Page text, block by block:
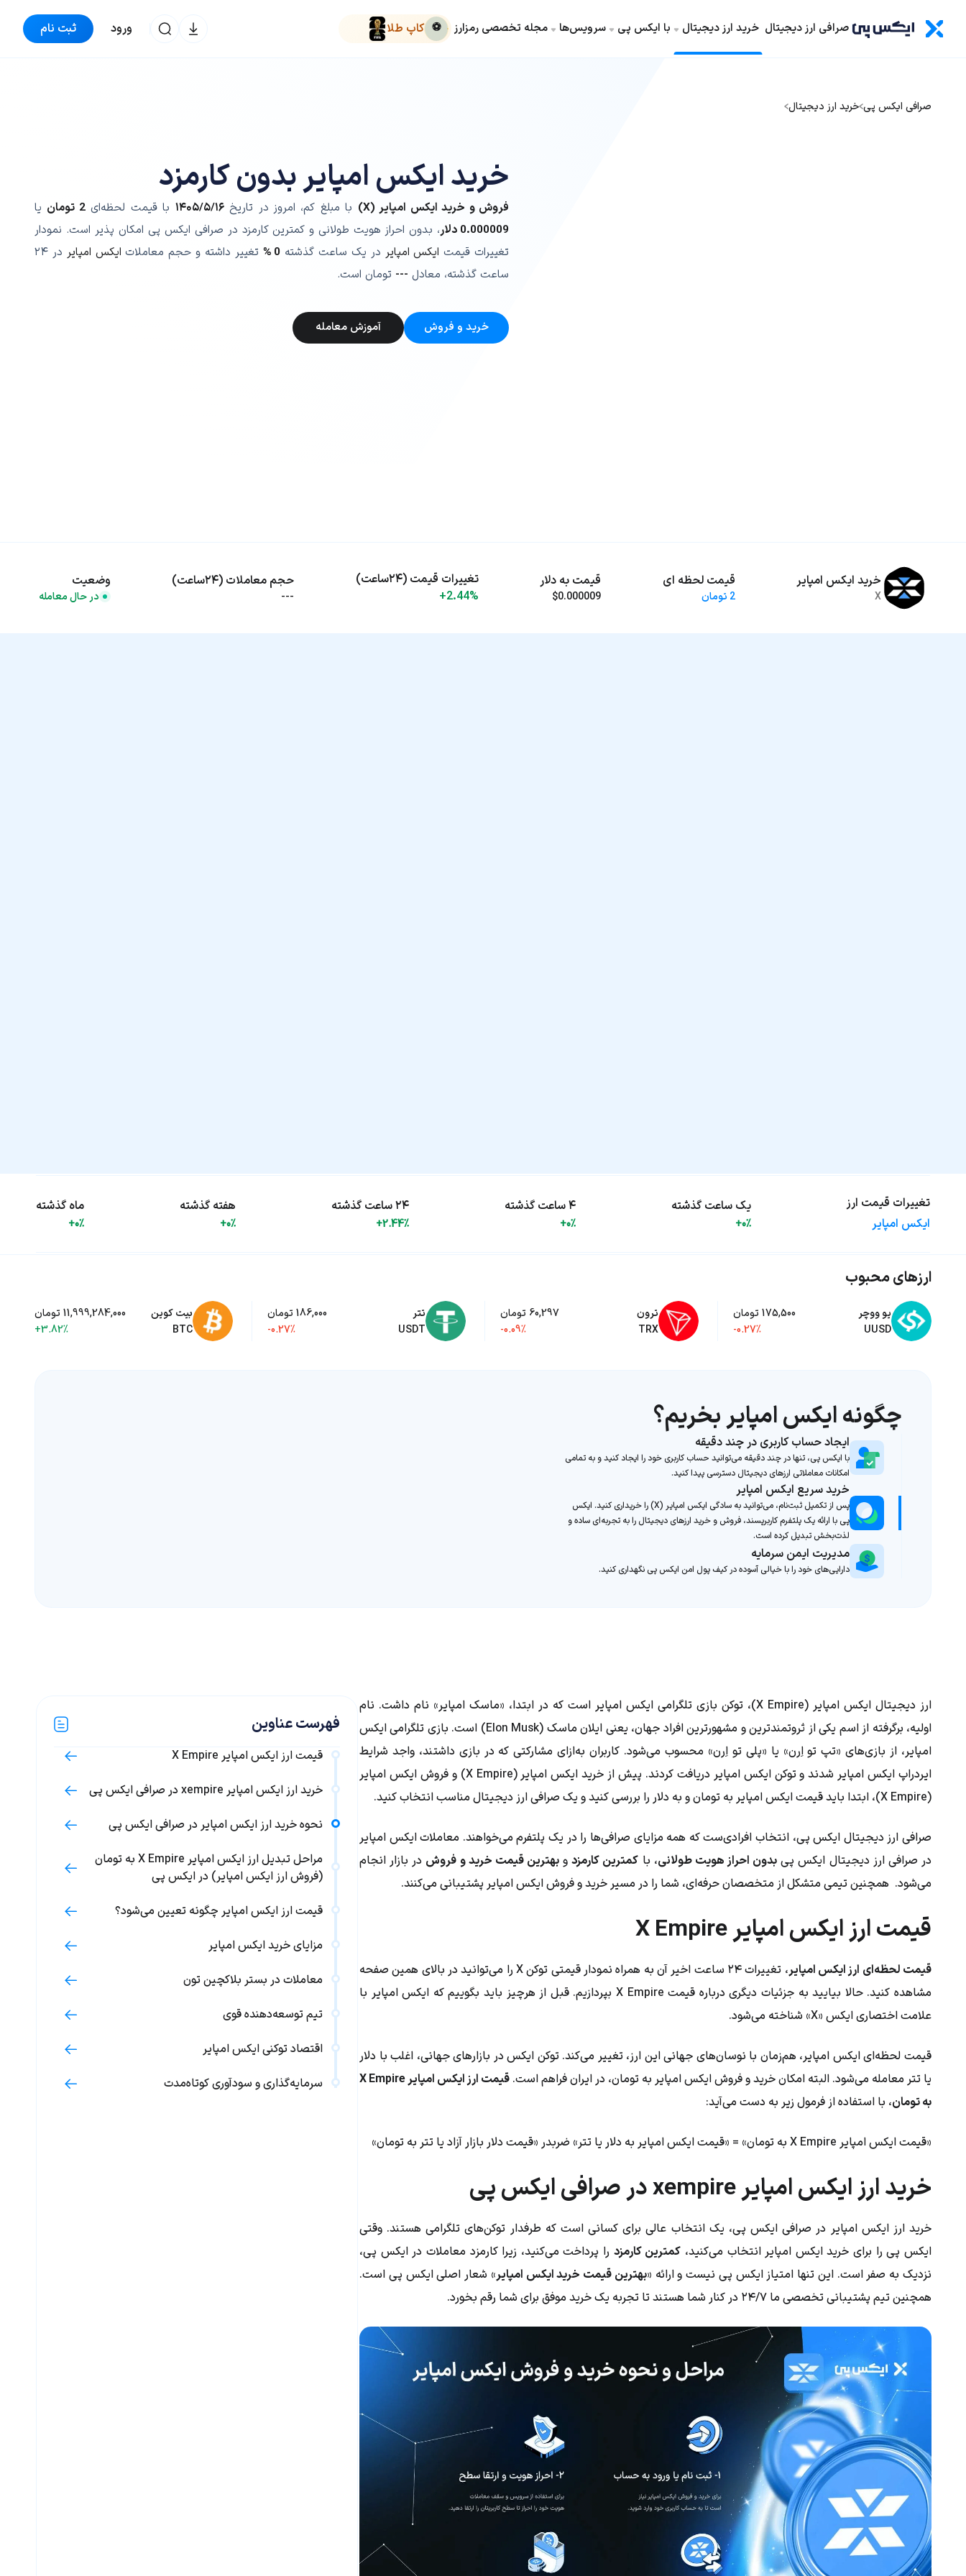
صرافی ارز دیجیتال خرید ارز دیجیتال با ایکس پی سرویس‌ها مجله تخصصی رمزارز ⚽ کاپ طلا ورود ثبت نام
صرافی ایکس پی خرید ارز دیجیتال
خرید ایکس امپایر بدون کارمزد
فروش و خرید ایکس امپایر (X) با مبلغ کم، امروز در تاریخ۱۴۰۵/۵/۱۶ با قیمت لحظه‌ای2 تومان یا
0.000009 دلار، بدون احراز هویت طولانی و کمترین کارمزد در صرافی ایکس پی امکان پذیر است. نمودار
تغییرات قیمت ایکس امپایر در یک ساعت گذشته 0 % تغییر داشته و حجم معاملات ایکس امپایر
در ۲۴
ساعت گذشته، معادل --- تومان است.
خرید و فروش آموزش معامله
خرید ایکس امپایر
X
وضعیت
در حال معامله
قیمت لحظه ای
2 تومان
قیمت به دلار
$0.000009
تغییرات قیمت (۲۴ساعت)
+2.44%
حجم معاملات (۲۴ساعت)
---
تغییرات قیمت ارز
ایکس امپایر
یک ساعت گذشته
+0%
۴ ساعت گذشته
+0%
۲۴ ساعت گذشته
+2.44%
هفته گذشته
+0%
ماه گذشته
+0%
ارزهای محبوب
یو ووچر
UUSD
175,500 تومان
-0.27%
ترون
TRX
60,297 تومان
-0.09%
تتر
USDT
186,000 تومان
-0.27%
بیت کوین
BTC
11,999,284,000 تومان
+3.82%
چگونه ایکس امپایر بخریم؟
ایجاد حساب کاربری در چند دقیقه
با ایکس پی، تنها در چند دقیقه می‌توانید حساب کاربری خود را ایجاد کنید و به تمامی
امکانات معاملاتی ارزهای دیجیتال دسترسی پیدا کنید.
خرید سریع ایکس امپایر
پس از تکمیل ثبت‌نام، می‌توانید به سادگی ایکس امپایر (X) را خریداری کنید. ایکس
پی با ارائه یک پلتفرم کاربرپسند، فروش و خرید ارزهای دیجیتال را به تجربه‌ای ساده و
لذت‌بخش تبدیل کرده است.
مدیریت ایمن سرمایه
دارایی‌های خود را با خیالی آسوده در کیف پول امن ایکس پی نگهداری کنید.
ارز دیجیتال ایکس امپایر (X Empire)، توکن بازی تلگرامی ایکس امپایر است که در ابتدا، «ماسک امپایر» نام داشت. نام
اولیه، برگرفته از اسم یکی از ثروتمندترین و مشهورترین افراد جهان، یعنی ایلان ماسک (Elon Musk) است. بازی تلگرامی ایکس
امپایر، از بازی‌های «تپ تو اِرن» یا «پلی تو اِرن» محسوب می‌شود. کاربران به‌ازای مشارکتی که در بازی داشتند، واجد شرایط
ایردراپ ایکس امپایر شدند و توکن ایکس امپایر دریافت کردند. پیش از خرید ایکس امپایر (X Empire) و فروش ایکس امپایر
(X Empire)، ابتدا باید قیمت ایکس امپایر به تومان و به دلار را بررسی کنید و یک صرافی ارز دیجیتال مناسب انتخاب کنید.
صرافی ارز دیجیتال ایکس پی، انتخاب افرادی‌ست که همه مزایای صرافی‌ها را در یک پلتفرم می‌خواهند. معاملات ایکس امپایر
در صرافی ارز دیجیتال ایکس پی بدون احراز هویت طولانی، با کمترین کارمزدو بهترین قیمت خرید و فروش در بازار انجام
می‌شود. همچنین تیمی متشکل از متخصصان حرفه‌ای، شما را در مسیر خرید و فروش ایکس امپایر پشتیبانی می‌کنند.
قیمت ارز ایکس امپایر X Empire
قیمت لحظه‌ای ارز ایکس امپایر
، تغییرات ۲۴ ساعت اخیر آن به همراه نمودار قیمتی توکن X را می‌توانید در بالای همین صفحه
مشاهده کنید. حالا بیایید به جزئیات دیگری درباره قیمت X Empire بپردازیم. قبل از هرچیز باید بگوییم که ایکس امپایر با
علامت اختصاری ایکس «X» شناخته می‌شود.
قیمت لحظه‌ای ایکس امپایر، هم‌زمان با نوسان‌های جهانی این ارز، تغییر می‌کند. توکن ایکس در بازارهای جهانی، اغلب با دلار
یا تتر معامله می‌شود. البته امکان خرید و فروش ایکس امپایر به تومان، در ایران فراهم است.
قیمت ارز ایکس امپایر X Empire
به تومان، با استفاده از فرمول زیر به دست می‌آید:
«قیمت ایکس امپایر X Empire به تومان» = «قیمت ایکس امپایر به دلار یا تتر» ضربدر «قیمت دلار بازار آزاد یا تتر به تومان»
خرید ارز ایکس امپایر xempire در صرافی ایکس پی
خرید ارز ایکس امپایر در صرافی ایکس پی، یک انتخاب عالی برای کسانی است که طرفدار توکن‌های تلگرامی هستند. وقتی
ایکس پی را برای خرید ایکس امپایر انتخاب می‌کنید، کمترین کارمزد را پرداخت می‌کنید، زیرا کارمزد معاملات در ایکس پی،
نزدیک به صفر است. این تنها امتیاز ایکس پی نیست و ارائه «بهترین قیمت خرید ایکس امپایر» شعار اصلی ایکس پی است.
همچنین تیم پشتیبانی تخصصی ما ۲۴/۷ در کنار شما هستند تا تجربه یک خرید موفق برای شما رقم بخورد.
فهرست عناوین
قیمت ارز ایکس امپایر X Empire
خرید ارز ایکس امپایر xempire در صرافی ایکس پی
نحوه خرید ارز ایکس امپایر در صرافی ایکس پی
مراحل تبدیل ارز ایکس امپایر X Empire به تومان
(فروش ارز ایکس امپایر) در ایکس پی
قیمت ارز ایکس امپایر چگونه تعیین می‌شود؟
مزایای خرید ایکس امپایر
معاملات در بستر بلاکچین تون
تیم توسعه‌دهنده قوی
اقتصاد توکنی ایکس امپایر
سرمایه‌گذاری و سودآوری کوتاه‌مدت